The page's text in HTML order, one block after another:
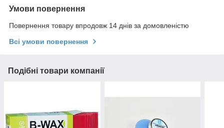
Умови повернення
Повернення товару впродовж 14 днів за домовленістю
Всі умови повернення
Подібні товари компанії